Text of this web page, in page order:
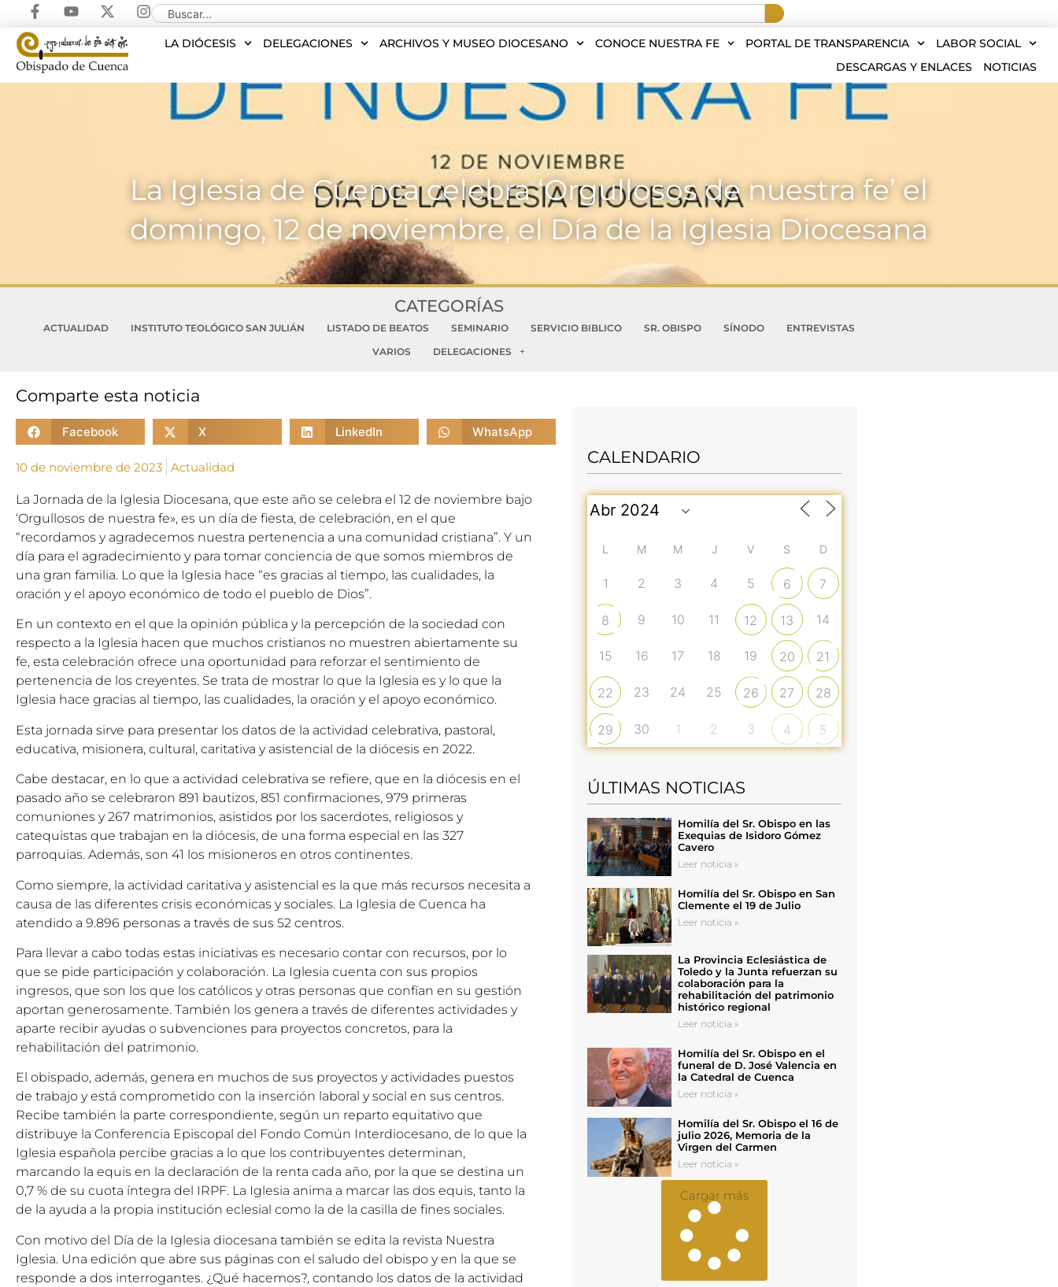
LA DIÓCESIS DELEGACIONES ARCHIVOS Y MUSEO DIOCESANO CONOCE NUESTRA FE PORTAL DE TRANSPARENCIA
LABOR SOCIAL
DESCARGAS Y ENLACES
NOTICIAS
La Iglesia de Cuenca celebra ‘Orgullosos de nuestra fe’ el
domingo, 12 de noviembre, el Día de la Iglesia Diocesana
CATEGORÍAS
ACTUALIDAD INSTITUTO TEOLÓGICO SAN JULIÁN LISTADO DE BEATOS SEMINARIO SERVICIO BIBLICO SR. OBISPO SÍNODO
ENTREVISTAS
VARIOS
DELEGACIONES
Comparte esta noticia
Facebook X LinkedIn WhatsApp
10 de noviembre de 2023 Actualidad
La Jornada de la Iglesia Diocesana, que este año se celebra el 12 de noviembre bajo
‘Orgullosos de nuestra fe», es un día de fiesta, de celebración, en el que
“recordamos y agradecemos nuestra pertenencia a una comunidad cristiana”. Y un
día para el agradecimiento y para tomar conciencia de que somos miembros de
una gran familia. Lo que la Iglesia hace “es gracias al tiempo, las cualidades, la
oración y el apoyo económico de todo el pueblo de Dios”.
En un contexto en el que la opinión pública y la percepción de la sociedad con
respecto a la Iglesia hacen que muchos cristianos no muestren abiertamente su
fe, esta celebración ofrece una oportunidad para reforzar el sentimiento de
pertenencia de los creyentes. Se trata de mostrar lo que la Iglesia es y lo que la
Iglesia hace gracias al tiempo, las cualidades, la oración y el apoyo económico.
Esta jornada sirve para presentar los datos de la actividad celebrativa, pastoral,
educativa, misionera, cultural, caritativa y asistencial de la diócesis en 2022.
Cabe destacar, en lo que a actividad celebrativa se refiere, que en la diócesis en el
pasado año se celebraron 891 bautizos, 851 confirmaciones, 979 primeras
comuniones y 267 matrimonios, asistidos por los sacerdotes, religiosos y
catequistas que trabajan en la diócesis, de una forma especial en las 327
parroquias. Además, son 41 los misioneros en otros continentes.
Como siempre, la actividad caritativa y asistencial es la que más recursos necesita a
causa de las diferentes crisis económicas y sociales. La Iglesia de Cuenca ha
atendido a 9.896 personas a través de sus 52 centros.
Para llevar a cabo todas estas iniciativas es necesario contar con recursos, por lo
que se pide participación y colaboración. La Iglesia cuenta con sus propios
ingresos, que son los que los católicos y otras personas que confían en su gestión
aportan generosamente. También los genera a través de diferentes actividades y
aparte recibir ayudas o subvenciones para proyectos concretos, para la
rehabilitación del patrimonio.
El obispado, además, genera en muchos de sus proyectos y actividades puestos
de trabajo y está comprometido con la inserción laboral y social en sus centros.
Recibe también la parte correspondiente, según un reparto equitativo que
distribuye la Conferencia Episcopal del Fondo Común Interdiocesano, de lo que la
Iglesia española percibe gracias a lo que los contribuyentes determinan,
marcando la equis en la declaración de la renta cada año, por la que se destina un
0,7 % de su cuota íntegra del IRPF. La Iglesia anima a marcar las dos equis, tanto la
de la ayuda a la propia institución eclesial como la de la casilla de fines sociales.
Con motivo del Día de la Iglesia diocesana también se edita la revista Nuestra
Iglesia. Una edición que abre sus páginas con el saludo del obispo y en la que se
responde a dos interrogantes. ¿Qué hacemos?, contando los datos de la actividad
CALENDARIO
L M M J V S D
1 2 3 4 5 6 7
8 9 10 11 12 13 14
15 16 17 18 19 20 21
22 23 24 25 26 27 28
29 30 1 2 3 4 5
ÚLTIMAS NOTICIAS
Homilía del Sr. Obispo en las
Exequias de Isidoro Gómez
Cavero
Leer noticia »
Homilía del Sr. Obispo en San
Clemente el 19 de Julio
Leer noticia »
La Provincia Eclesiástica de
Toledo y la Junta refuerzan su
colaboración para la
rehabilitación del patrimonio
histórico regional
Leer noticia »
Homilía del Sr. Obispo en el
funeral de D. José Valencia en
la Catedral de Cuenca
Leer noticia »
Homilía del Sr. Obispo el 16 de
julio 2026, Memoria de la
Virgen del Carmen
Leer noticia »
Cargar más